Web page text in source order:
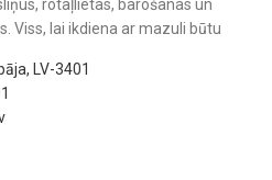
rotaļlietas, barošanas un
Viss, lai ikdiena ar mazuli būtu
LV-3401